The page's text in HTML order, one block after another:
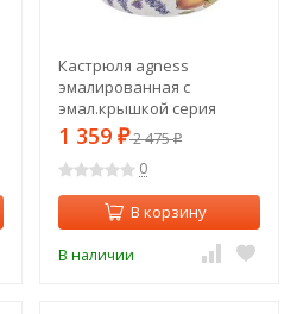
Кастрюля agness
эмалированная с
эмал.крышкой серия
"прованс лимоны" 2.0 л,
18*11 см Agness (934-546)
1 359 ₽2 475₽
0
В корзину
В наличии